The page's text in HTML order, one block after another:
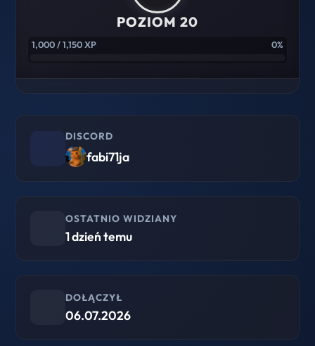
POZIOM 20
1,000 / 1,150 XP 0%
DISCORD
fabi71ja
OSTATNIO WIDZIANY
1 dzień temu
DOŁĄCZYŁ
06.07.2026